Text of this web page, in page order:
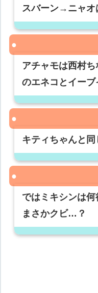
スバーン→ニャオ
アチャモは西村
のエネコとイーブ
キティちゃんと同
ではミキシンは
まさかクビ…？